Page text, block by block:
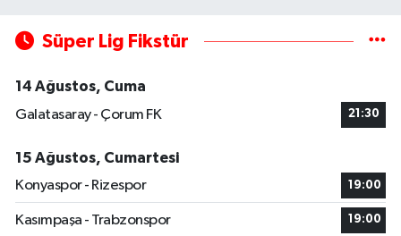
Süper Lig Fikstür
14 Ağustos, Cuma
Galatasaray - Çorum FK
21:30
15 Ağustos, Cumartesi
Konyaspor - Rizespor
19:00
Kasımpaşa - Trabzonspor 19:00